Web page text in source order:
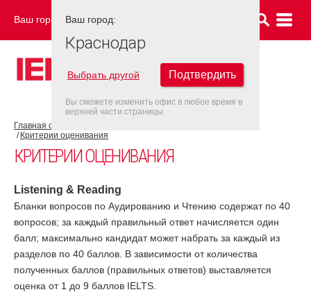
Ваш город: КРАСНОДАР
Главная страница
Критерии оценивания
КРИТЕРИИ ОЦЕНИВАНИЯ
Listening & Reading
Бланки вопросов по Аудированию и Чтению содержат по 40
вопросов; за каждый правильный ответ начисляется один
балл; максимально кандидат может набрать за каждый из
разделов по 40 баллов. В зависимости от количества
полученных баллов (правильных ответов) выставляется
оценка от 1 до 9 баллов IELTS.
Ваш город:
Краснодар
Выбрать другой Подтвердить
Вы сможете изменить офис в любое время в
верхней части страницы